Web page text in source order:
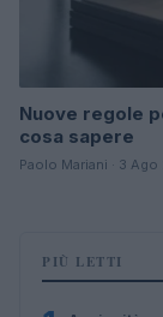
Nuove regole
cosa sapere
Paolo Mariani · 3
PIÙ LETTI